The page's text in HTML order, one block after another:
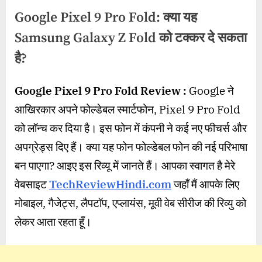
Google Pixel 9 Pro Fold: क्या यह
Samsung Galaxy Z Fold को टक्कर दे सकता
है?
on
Google
Pixel
9
Pro
Fold:
क्या
Samsung
Galaxy
Z
Fold
को
Google Pixel 9 Pro Fold Review : Google ने
आखिरकार अपने फोल्डेबल स्मार्टफोन, Pixel 9 Pro Fold
को लॉन्च कर दिया है। इस फोन में कंपनी ने कई नए फीचर्स और
अपग्रेड्स दिए हैं। क्या यह फोन फोल्डेबल फोन की नई परिभाषा
बन पाएगा? आइए इस रिव्यू में जानते हैं। आपका स्वागत है मेरे
वेबसाइटTechReviewHindi.comजहाँ मैं आपके लिए
मोबाइल, गैजेट्स, लैपटॉप, एप्लायंस, मूवी वेब सीरीज की रिव्यु को
लेकर आता रहता हूँ।